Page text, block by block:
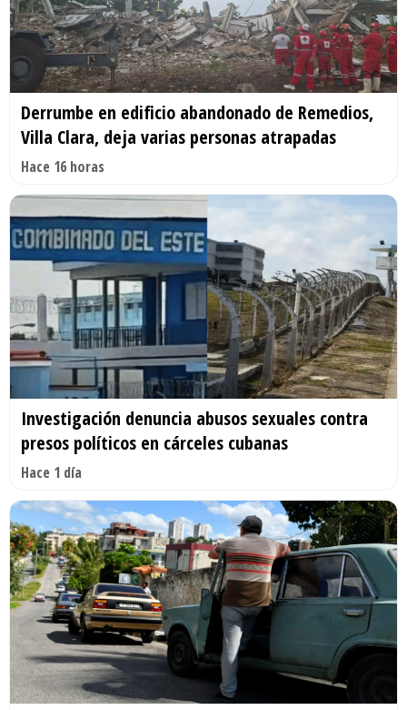
Derrumbe en edificio abandonado de Remedios,
Villa Clara, deja varias personas atrapadas
Hace 16 horas
Investigación denuncia abusos sexuales contra
presos políticos en cárceles cubanas
Hace 1 día